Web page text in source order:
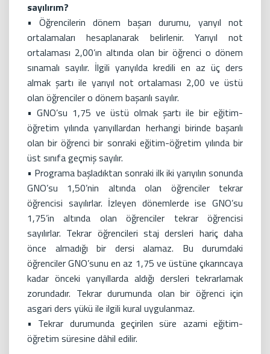
sayılırım?
• Öğrencilerin dönem başarı durumu, yarıyıl not
ortalamaları hesaplanarak belirlenir. Yarıyıl not
ortalaması 2,00’ın altında olan bir öğrenci o dönem
sınamalı sayılır. İlgili yarıyılda kredili en az üç ders
almak şartı ile yarıyıl not ortalaması 2,00 ve üstü
olan öğrenciler o dönem başarılı sayılır.
• GNO’su 1,75 ve üstü olmak şartı ile bir eğitim-
öğretim yılında yarıyıllardan herhangi birinde başarılı
olan bir öğrenci bir sonraki eğitim-öğretim yılında bir
üst sınıfa geçmiş sayılır.
• Programa başladıktan sonraki ilk iki yarıyılın sonunda
GNO’su 1,50’nin altında olan öğrenciler tekrar
öğrencisi sayılırlar. İzleyen dönemlerde ise GNO’su
1,75’in altında olan öğrenciler tekrar öğrencisi
sayılırlar. Tekrar öğrencileri staj dersleri hariç daha
önce almadığı bir dersi alamaz. Bu durumdaki
öğrenciler GNO’sunu en az 1,75 ve üstüne çıkarıncaya
kadar önceki yarıyıllarda aldığı dersleri tekrarlamak
zorundadır. Tekrar durumunda olan bir öğrenci için
asgari ders yükü ile ilgili kural uygulanmaz.
• Tekrar durumunda geçirilen süre azami eğitim-
öğretim süresine dâhil edilir.